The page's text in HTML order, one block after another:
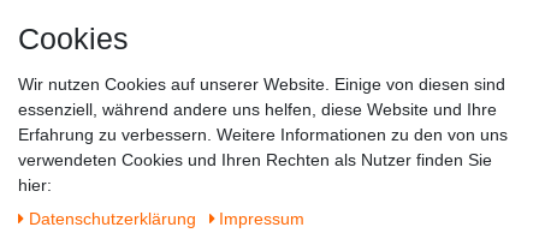
Zahlung & Versand
Cookies
Wir nutzen Cookies auf unserer Website. Einige von diesen sind
essenziell, während andere uns helfen, diese Website und Ihre
Erfahrung zu verbessern. Weitere Informationen zu den von uns
verwendeten Cookies und Ihren Rechten als Nutzer finden Sie
hier:
Daten­schutz­erklärung
Impressum